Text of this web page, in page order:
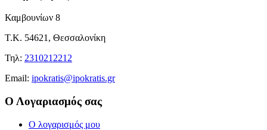
Καμβουνίων 8
Τ.Κ. 54621, Θεσσαλονίκη
Τηλ: 2310212212
Εmail: ipokratis@ipokratis.gr
Ο Λογαριασμός σας
Ο λογαρισμός μου